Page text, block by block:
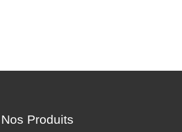
Nos Produits